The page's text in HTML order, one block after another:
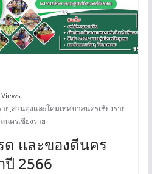
ย,สวนตุงและโคมเทศบาลนครเชียงราย
นครเชียงราย
ด และของดีนคร
ปี 2566